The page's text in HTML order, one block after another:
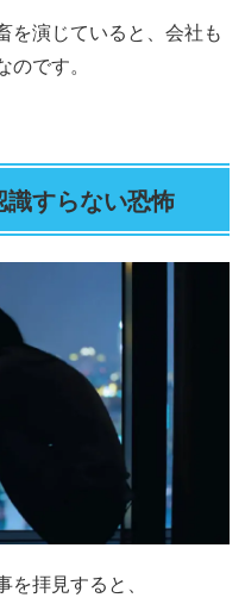
を演じていると、会社も
です。
すらない恐怖
拝見すると、